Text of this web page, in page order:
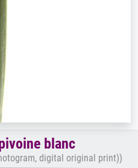
blanc
digital original print))